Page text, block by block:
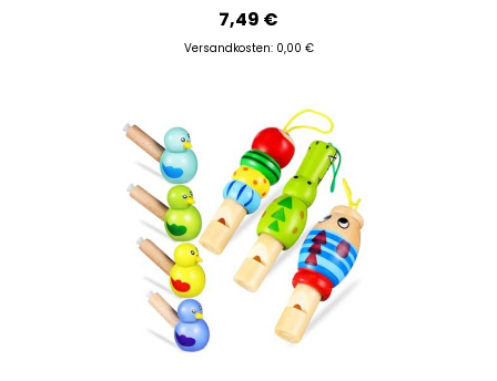
7,49 €
Versandkosten: 0,00 €